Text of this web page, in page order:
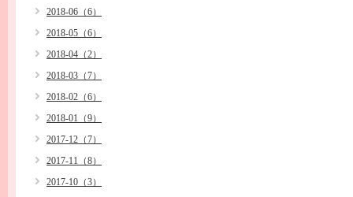
2018-06（6）
2018-05（6）
2018-04（2）
2018-03（7）
2018-02（6）
2018-01（9）
2017-12（7）
2017-11（8）
2017-10（3）